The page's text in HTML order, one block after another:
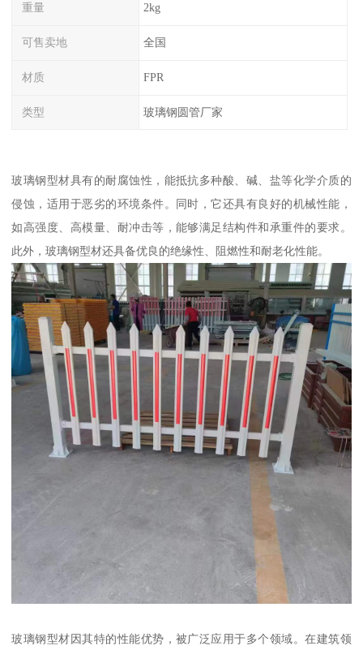
重量 2kg
可售卖地 全国
材质 FPR
类型 玻璃钢圆管厂家
玻璃钢型材具有的耐腐蚀性，能抵抗多种酸、碱、盐等化学介质的
侵蚀，适用于恶劣的环境条件。同时，它还具有良好的机械性能，
如高强度、高模量、耐冲击等，能够满足结构件和承重件的要求。
此外，玻璃钢型材还具备优良的绝缘性、阻燃性和耐老化性能。
玻璃钢型材因其特的性能优势，被广泛应用于多个领域。在建筑领